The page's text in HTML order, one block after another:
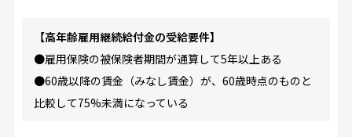
【高年齢雇用継続給付金の受給要件】
●雇用保険の被保険者期間が通算して5年以上ある
●60歳以降の賃金（みなし賃金）が、60歳時点のものと
比較して75%未満になっている